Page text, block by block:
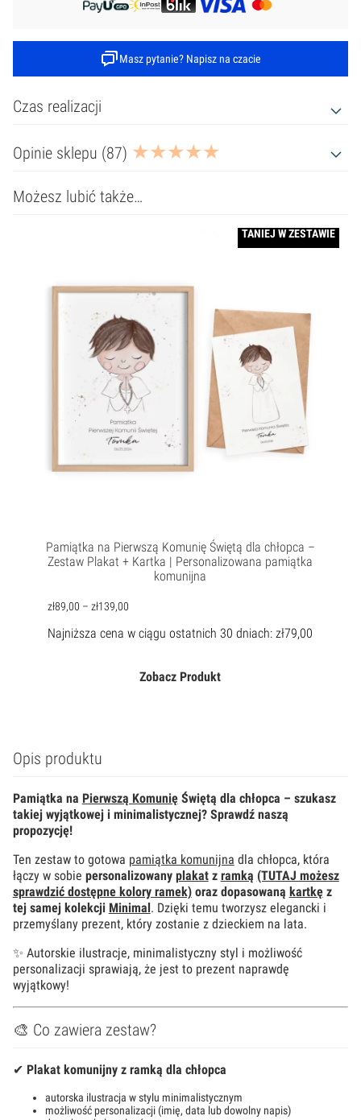
Masz pytanie? Napisz na czacie
Czas realizacji
Opinie sklepu (87)
Możesz lubić także…
TANIEJ W ZESTAWIE
Pamiątka na Pierwszą Komunię Świętą dla chłopca –
Zestaw Plakat + Kartka | Personalizowana pamiątka
komunijna
zł89,00 –zł139,00
Najniższa cena w ciągu ostatnich 30 dniach:zł79,00
Zobacz Produkt
Opis produktu
Pamiątka na Pierwszą KomunięŚwiętą dla chłopca – szukasz
takiej wyjątkowej i minimalistycznej? Sprawdź naszą
propozycję!
Ten zestaw to gotowa pamiątka komunijna dla chłopca, która
łączy w sobie personalizowany plakatz ramką (TUTAJ możesz
sprawdzić dostępne kolory ramek)oraz dopasowaną kartkęz
tej samej kolekcji Minimal. Dzięki temu tworzysz elegancki i
przemyślany prezent, który zostanie z dzieckiem na lata.
✨ Autorskie ilustracje, minimalistyczny styl i możliwość
personalizacji sprawiają, że jest to prezent naprawdę
wyjątkowy!
🎨 Co zawiera zestaw?
✔ Plakat komunijny z ramką dla chłopca
autorska ilustracja w stylu minimalistycznym
możliwość personalizacji (imię, data lub dowolny napis)